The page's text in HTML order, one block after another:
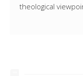
theological